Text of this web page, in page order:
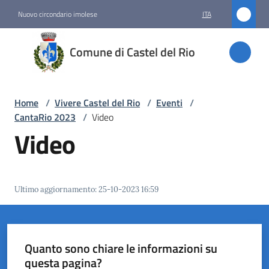
Nuovo circondario imolese ITA
Comune di Castel del Rio
Comune
di
Castel
Amministrazione
Vivere
Castel
Home / Vivere Castel del Rio / Eventi /
CantaRio 2023 / Video
Video
Ultimo aggiornamento:25-10-2023 16:59
Quanto sono chiare le informazioni su
questa pagina?